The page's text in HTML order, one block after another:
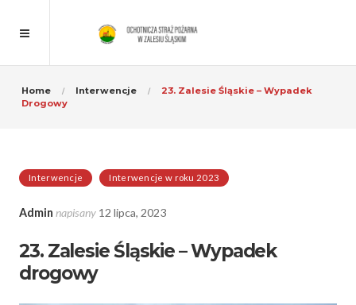
Home Interwencje
23. Zalesie Śląskie – Wypadek
Drogowy
Interwencje Interwencje w roku 2023
Admin napisany 12 lipca, 2023
23. Zalesie Śląskie – Wypadek
drogowy